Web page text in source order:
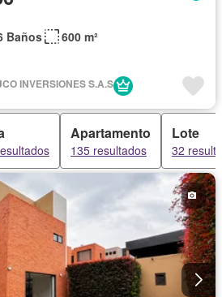
Baños
600 m²
INVERSIONES S.A.S
Apartamento
135 resultados
Lote
32